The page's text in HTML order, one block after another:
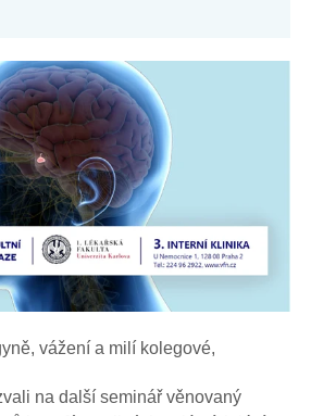
vážení a milí kolegové,
na další seminář věnovaný